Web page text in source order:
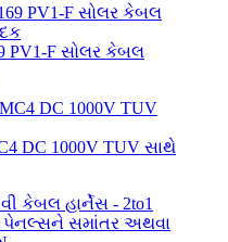
PV1-F સોલર કેબલ
DC 1000V TUV સાથે